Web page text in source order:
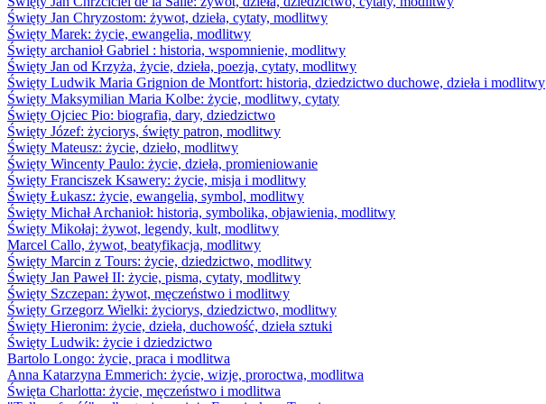
Święty Jan Chryzostom: żywot, dzieła, cytaty, modlitwy
Święty Marek: życie, ewangelia, modlitwy
Święty archanioł Gabriel : historia, wspomnienie, modlitwy
Święty Jan od Krzyża, życie, dzieła, poezja, cytaty, modlitwy
Święty Ludwik Maria Grignion de Montfort: historia, dziedzictwo duchowe, dzieła i modlitwy
Święty Maksymilian Maria Kolbe: życie, modlitwy, cytaty
Święty Ojciec Pio: biografia, dary, dziedzictwo
Święty Józef: życiorys, święty patron, modlitwy
Święty Mateusz: życie, dzieło, modlitwy
Święty Wincenty Paulo: życie, dzieła, promieniowanie
Święty Franciszek Ksawery: życie, misja i modlitwy
Święty Łukasz: życie, ewangelia, symbol, modlitwy
Święty Michał Archanioł: historia, symbolika, objawienia, modlitwy
Święty Mikołaj: żywot, legendy, kult, modlitwy
Marcel Callo, żywot, beatyfikacja, modlitwy
Święty Marcin z Tours: życie, dziedzictwo, modlitwy
Święty Jan Paweł II: życie, pisma, cytaty, modlitwy
Święty Szczepan: żywot, męczeństwo i modlitwy
Święty Grzegorz Wielki: życiorys, dziedzictwo, modlitwy
Święty Hieronim: życie, dzieła, duchowość, dzieła sztuki
Święty Ludwik: życie i dziedzictwo
Bartolo Longo: życie, praca i modlitwa
Anna Katarzyna Emmerich: życie, wizje, proroctwa, modlitwa
Święta Charlotta: życie, męczeństwo i modlitwa